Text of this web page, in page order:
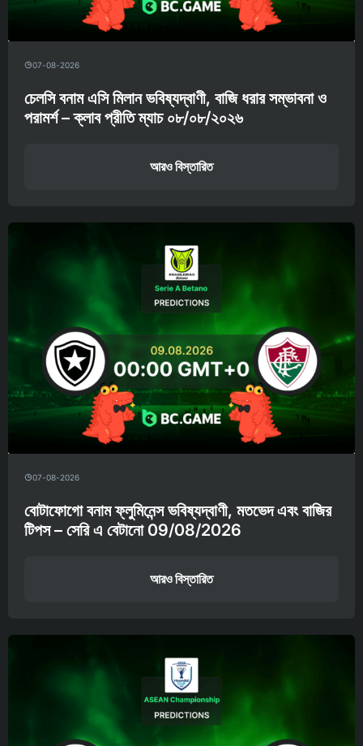
07-08-2026
চেলসি বনাম এসি মিলান ভবিষ্যদ্বাণী, বাজি ধরার সম্ভাবনা ও
পরামর্শ – ক্লাব প্রীতি ম্যাচ ০৮/০৮/২০২৬
আরও বিস্তারিত
07-08-2026
বোটাফোগো বনাম ফ্লুমিনেন্স ভবিষ্যদ্বাণী, মতভেদ এবং বাজির
টিপস – সেরি এ বেটানো 09/08/2026
আরও বিস্তারিত